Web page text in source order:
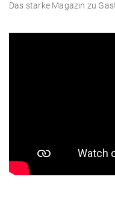
Das starke Magazin zu